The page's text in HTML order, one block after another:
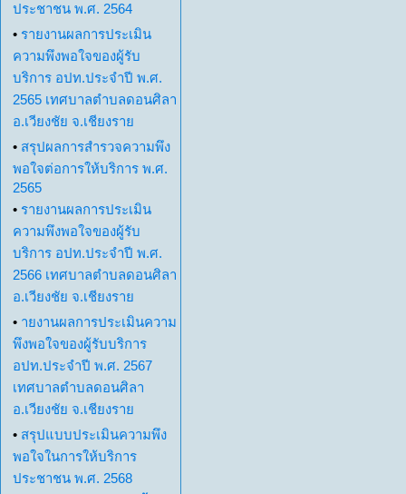
ประชาชน พ.ศ. 2564
• รายงานผลการประเมิน
ความพึงพอใจของผู้รับ
บริการ อปท.ประจำปี พ.ศ.
2565 เทศบาลตำบลดอนศิลา
อ.เวียงชัย จ.เชียงราย
• สรุปผลการสำรวจความพึง
พอใจต่อการให้บริการ พ.ศ.
2565
• รายงานผลการประเมิน
ความพึงพอใจของผู้รับ
บริการ อปท.ประจำปี พ.ศ.
2566 เทศบาลตำบลดอนศิลา
อ.เวียงชัย จ.เชียงราย
• ายงานผลการประเมินความ
พึงพอใจของผู้รับบริการ
อปท.ประจำปี พ.ศ. 2567
เทศบาลตำบลดอนศิลา
อ.เวียงชัย จ.เชียงราย
• สรุปแบบประเมินความพึง
พอใจในการให้บริการ
ประชาชน พ.ศ. 2568